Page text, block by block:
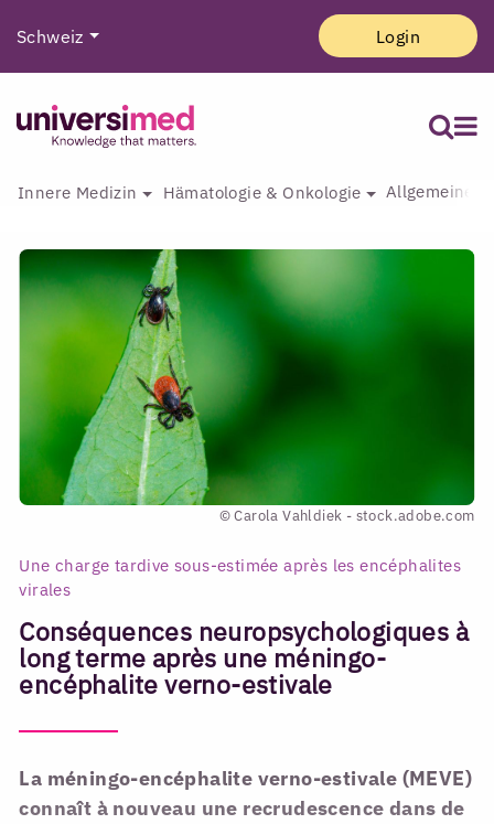
Schweiz Login
Innere Medizin Hämatologie & Onkologie Allgemeine
© Carola Vahldiek - stock.adobe.com
Une charge tardive sous-estimée après les encéphalites
virales
Conséquences neuropsychologiques à
long terme après une méningo-
encéphalite verno-estivale
La méningo-encéphalite verno-estivale (MEVE)
connaît à nouveau une recrudescence dans de